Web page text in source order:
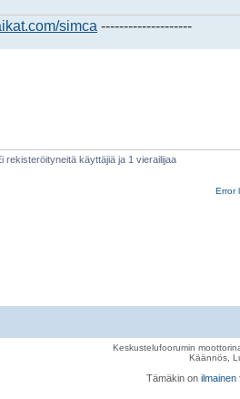
simca --------------------
rekisteröityneitä käyttäjiä ja 1 vierailijaa
Error
Keskustelufoorumin
Käännös,
Tämäkin on ilmainen